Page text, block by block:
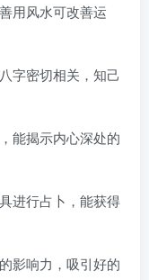
用风水可改善运
字密切相关，知己
能揭示内心深处的
进行占卜，能获得
影响力，吸引好的